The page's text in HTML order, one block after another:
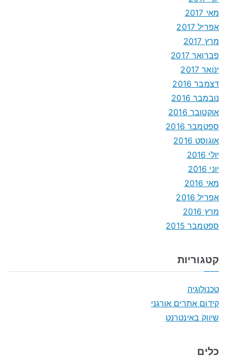
מאי 2017
אפריל 2017
מרץ 2017
פברואר 2017
ינואר 2017
דצמבר 2016
נובמבר 2016
אוקטובר 2016
ספטמבר 2016
אוגוסט 2016
יולי 2016
יוני 2016
מאי 2016
אפריל 2016
מרץ 2016
ספטמבר 2015
קטגוריות
טכנולוגיה
קידום אתרים אורגני
שיווק באינטרנט
כלים